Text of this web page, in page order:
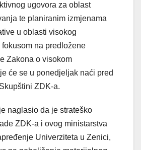
ugovora za oblast
te planiranim izmjenama
u oblasti visokog
na predložene
Zakona o visokom
će se u ponedjeljak naći pred
ZDK-a.
naglasio da je strateško
ZDK-a i ovog ministarstva
Univerziteta u Zenici,